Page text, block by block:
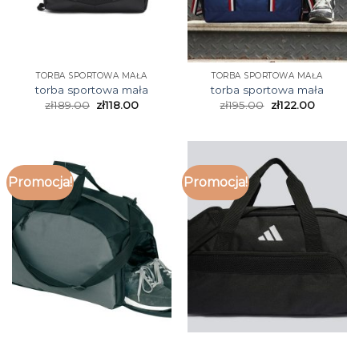
TORBA SPORTOWA MAŁA
torba sportowa mała
zł189.00 zł118.00
TORBA SPORTOWA MAŁA
torba sportowa mała
zł195.00 zł122.00
Promocja! Promocja!